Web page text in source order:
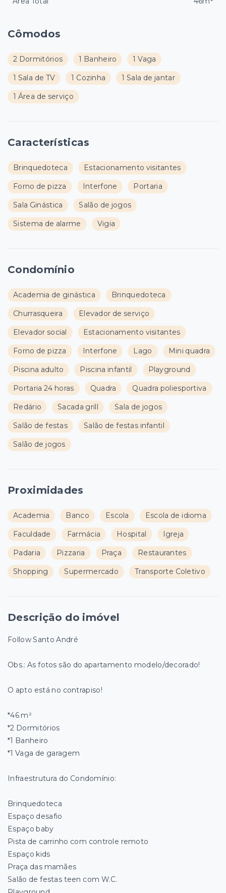
Cômodos
2 Dormitórios 1 Banheiro 1 Vaga
1 Sala de TV 1 Cozinha 1 Sala de jantar
1 Área de serviço
Características
Brinquedoteca Estacionamento visitantes
Forno de pizza Interfone Portaria
Sala Ginástica Salão de jogos
Sistema de alarme Vigia
Condomínio
Academia de ginástica Brinquedoteca
Churrasqueira Elevador de serviço
Elevador social Estacionamento visitantes
Forno de pizza Interfone Lago Mini quadra
Piscina adulto Piscina infantil Playground
Portaria 24 horas Quadra Quadra poliesportiva
Redário Sacada grill Sala de jogos
Salão de festas Salão de festas infantil
Salão de jogos
Proximidades
Academia Banco Escola Escola de idioma
Faculdade Farmácia Hospital Igreja
Padaria Pizzaria Praça Restaurantes
Shopping Supermercado Transporte Coletivo
Descrição do imóvel
Follow Santo André
Obs.: As fotos são do apartamento modelo/decorado!
O apto está no contrapiso!
*46 m²
*2 Dormitórios
*1 Banheiro
*1 Vaga de garagem
Infraestrutura do Condomínio:
Brinquedoteca
Espaço desafio
Espaço baby
Pista de carrinho com controle remoto
Espaço kids
Praça das mamães
Salão de festas teen com W.C.